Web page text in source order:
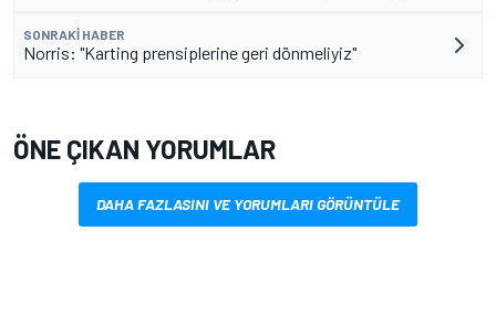
SONRAKI HABER
Norris: "Karting prensiplerine geri dönmeliyiz"
ÖNE ÇIKAN YORUMLAR
DAHA FAZLASINI VE YORUMLARI GÖRÜNTÜLE